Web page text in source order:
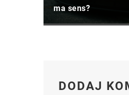
ma sens?
DODAJ